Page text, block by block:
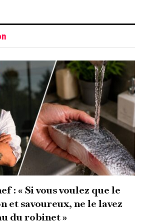
: « Si vous voulez que le
et savoureux, ne le lavez
du robinet »